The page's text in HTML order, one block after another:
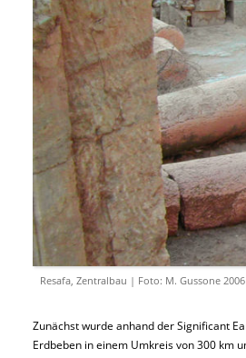
Resafa, Zentralbau | Foto: M. Gussone 2006
Zunächst wurde anhand der Significant
Erdbeben in einem Umkreis von 300 km